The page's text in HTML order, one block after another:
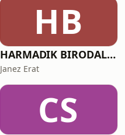
HB
HARMADIK BIRODALOM – a nemzetiszocializmus története
Janez Erat
CS